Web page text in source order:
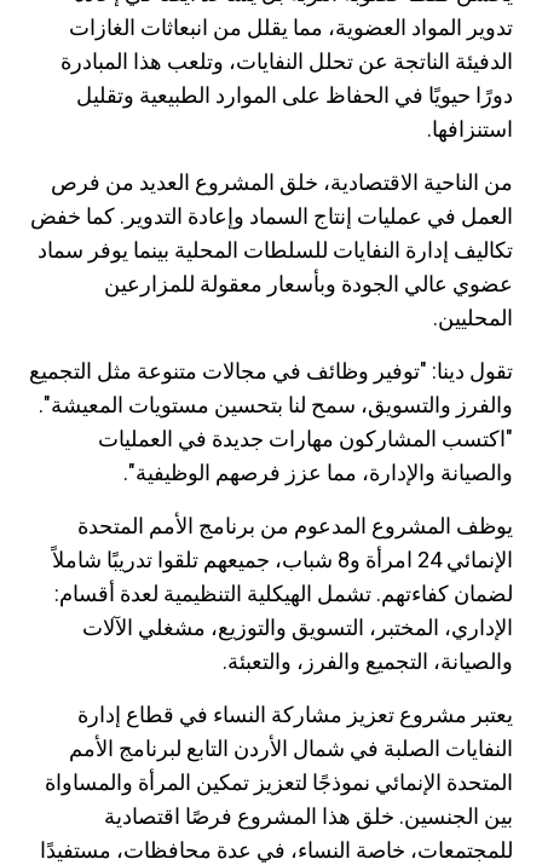
تدوير المواد العضوية، مما يقلل من انبعاثات الغازات
الدفيئة الناتجة عن تحلل النفايات، وتلعب هذا المبادرة
دورًا حيويًا في الحفاظ على الموارد الطبيعية وتقليل
استنزافها.
من الناحية الاقتصادية، خلق المشروع العديد من فرص
العمل في عمليات إنتاج السماد وإعادة التدوير. كما خفض
تكاليف إدارة النفايات للسلطات المحلية بينما يوفر سماد
عضوي عالي الجودة وبأسعار معقولة للمزارعين
المحليين.
تقول دينا: "توفير وظائف في مجالات متنوعة مثل التجميع
والفرز والتسويق، سمح لنا بتحسين مستويات المعيشة".
"اكتسب المشاركون مهارات جديدة في العمليات
والصيانة والإدارة، مما عزز فرصهم الوظيفية".
يوظف المشروع المدعوم من برنامج الأمم المتحدة
الإنمائي 24 امرأة و8 شباب، جميعهم تلقوا تدريبًا شاملاً
لضمان كفاءتهم. تشمل الهيكلية التنظيمية لعدة أقسام:
الإداري، المختبر، التسويق والتوزيع، مشغلي الآلات
والصيانة، التجميع والفرز، والتعبئة.
يعتبر مشروع تعزيز مشاركة النساء في قطاع إدارة
النفايات الصلبة في شمال الأردن التابع لبرنامج الأمم
المتحدة الإنمائي نموذجًا لتعزيز تمكين المرأة والمساواة
بين الجنسين. خلق هذا المشروع فرصًا اقتصادية
للمجتمعات، خاصة النساء، في عدة محافظات، مستفيدًا